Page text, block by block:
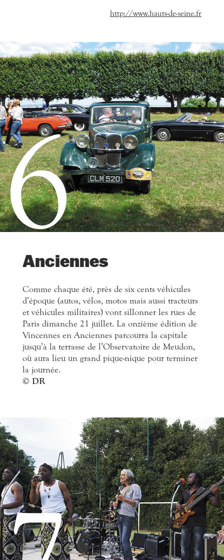
http://www.hauts-de-seine.fr
6
Anciennes
Comme chaque été, près de six cents véhicules
d’époque (autos, vélos, motos mais aussi tracteurs
et véhicules militaires) vont sillonner les rues de
Paris dimanche 21 juillet. La onzième édition de
Vincennes en Anciennes parcourra la capitale
jusqu’à la terrasse de l’Observatoire de Meudon,
où aura lieu un grand pique-nique pour terminer
la journée.
© DR